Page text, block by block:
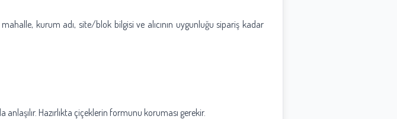
kurum adı, site/blok bilgisi ve alıcının uygunluğu sipariş kadar
Hazırlıkta çiçeklerin formunu koruması gerekir.